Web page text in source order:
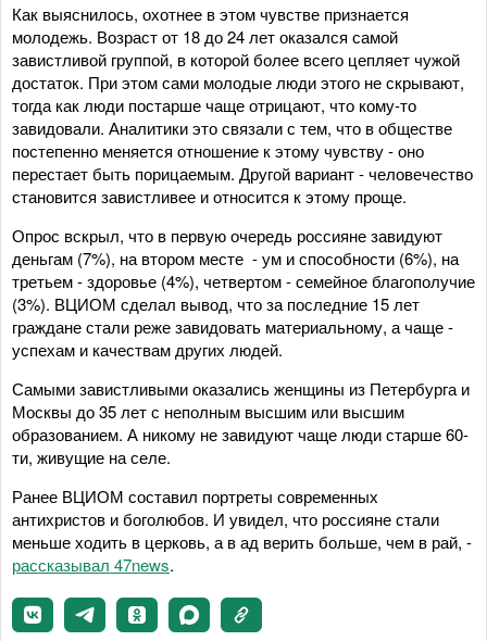
Как выяснилось, охотнее в этом чувстве признается
молодежь. Возраст от 18 до 24 лет оказался самой
завистливой группой, в которой более всего цепляет чужой
достаток. При этом сами молодые люди этого не скрывают,
тогда как люди постарше чаще отрицают, что кому-то
завидовали. Аналитики это связали с тем, что в обществе
постепенно меняется отношение к этому чувству - оно
перестает быть порицаемым. Другой вариант - человечество
становится завистливее и относится к этому проще.
Опрос вскрыл, что в первую очередь россияне завидуют
деньгам (7%), на втором месте - ум и способности (6%), на
третьем - здоровье (4%), четвертом - семейное благополучие
(3%). ВЦИОМ сделал вывод, что за последние 15 лет
граждане стали реже завидовать материальному, а чаще -
успехам и качествам других людей.
Самыми завистливыми оказались женщины из Петербурга и
Москвы до 35 лет с неполным высшим или высшим
образованием. А никому не завидуют чаще люди старше 60-
ти, живущие на селе.
Ранее ВЦИОМ составил портреты современных
антихристов и боголюбов. И увидел, что россияне стали
меньше ходить в церковь, а в ад верить больше, чем в рай, -
рассказывал 47news.